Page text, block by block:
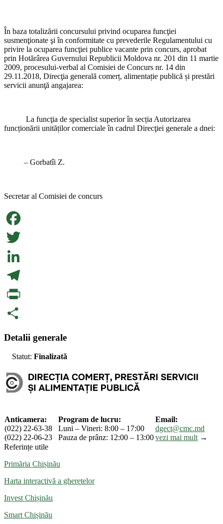
În baza totalizării concursului privind ocuparea funcţiei
susmenţionate şi în conformitate cu prevederile Regulamentului cu
privire la ocuparea funcţiei publice vacante prin concurs, aprobat
prin Hotărârea Guvernului Republicii Moldova nr. 201 din 11 martie
2009, procesului-verbal al Comisiei de Concurs nr. 14 din
29.11.2018, Direcţia generală comerț, alimentație publică și prestări
servicii anunţă angajarea:
La funcţia de specialist superior în secția Autorizarea
funcționării unităților comerciale în cadrul Direcţiei generale a dnei:
– Gorbatîi Z.
Secretar al Comisiei de concurs
Facebook
Twitter
LinkedIn
Telegram
PrintFriendly
Partajează
Detalii generale
Statut: Finalizată
Anticamera:
(022) 22-63-38
(022) 22-06-23
Program de lucru:
Luni – Vineri: 8:00 – 17:00
Pauza de prânz: 12:00 – 13:00
Email:
dgect@cmc.md
vezi mai mult →
Referințe utile
Primăria Chișinău
Harta interactivă a gheretelor
Invest Chișinău
Smart Chișinău